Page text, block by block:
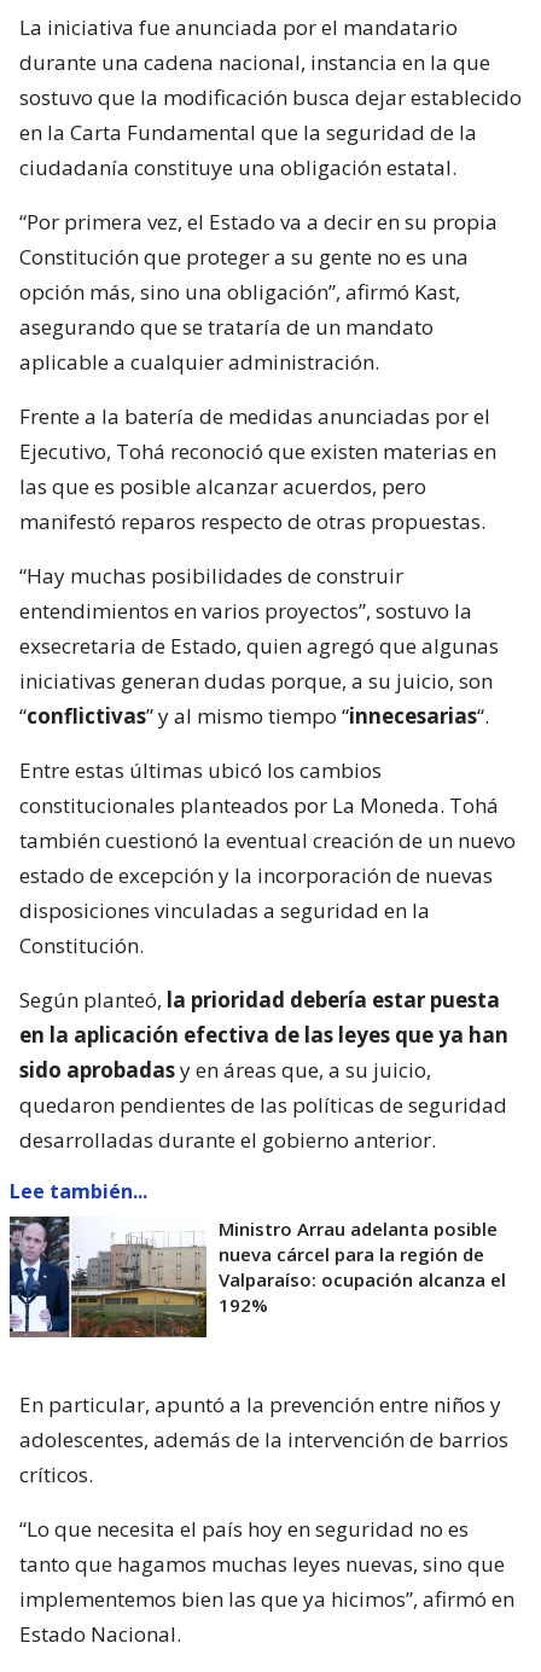
La iniciativa fue anunciada por el mandatario
durante una cadena nacional, instancia en la que
sostuvo que la modificación busca dejar establecido
en la Carta Fundamental que la seguridad de la
ciudadanía constituye una obligación estatal.
“Por primera vez, el Estado va a decir en su propia
Constitución que proteger a su gente no es una
opción más, sino una obligación”, afirmó Kast,
asegurando que se trataría de un mandato
aplicable a cualquier administración.
Frente a la batería de medidas anunciadas por el
Ejecutivo, Tohá reconoció que existen materias en
las que es posible alcanzar acuerdos, pero
manifestó reparos respecto de otras propuestas.
“Hay muchas posibilidades de construir
entendimientos en varios proyectos”, sostuvo la
exsecretaria de Estado, quien agregó que algunas
iniciativas generan dudas porque, a su juicio, son
“conflictivas” y al mismo tiempo “innecesarias“.
Entre estas últimas ubicó los cambios
constitucionales planteados por La Moneda. Tohá
también cuestionó la eventual creación de un nuevo
estado de excepción y la incorporación de nuevas
disposiciones vinculadas a seguridad en la
Constitución.
Según planteó, la prioridad debería estar puesta
en la aplicación efectiva de las leyes que ya han
sido aprobadasy en áreas que, a su juicio,
quedaron pendientes de las políticas de seguridad
desarrolladas durante el gobierno anterior.
Lee también...
Ministro Arrau adelanta posible
nueva cárcel para la región de
Valparaíso: ocupación alcanza el
192%
En particular, apuntó a la prevención entre niños y
adolescentes, además de la intervención de barrios
críticos.
“Lo que necesita el país hoy en seguridad no es
tanto que hagamos muchas leyes nuevas, sino que
implementemos bien las que ya hicimos”, afirmó en
Estado Nacional.